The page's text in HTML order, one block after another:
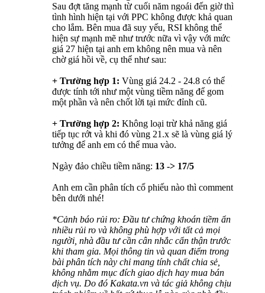
Sau đợt tăng mạnh từ cuối năm ngoái đến giờ thì
tình hình hiện tại với PPC không được khả quan
cho lắm. Bên mua đã suy yếu, RSI không thể
hiện sự mạnh mẽ như trước nữa vì vậy với mức
giá 27 hiện tại anh em không nên mua và nên
chờ giá hồi về, cụ thể như sau:
+ Trường hợp 1: Vùng giá 24.2 - 24.8 có thể
được tính tới như một vùng tiềm năng để gom
một phần và nên chốt lời tại mức đỉnh cũ.
+ Trường hợp 2: Không loại trừ khả năng giá
tiếp tục rớt và khi đó vùng 21.x sẽ là vùng giá lý
tưởng để anh em có thể mua vào.
Ngày đảo chiều tiềm năng: 13 -> 17/5
Anh em cần phân tích cổ phiếu nào thì comment
bên dưới nhé!
*Cảnh báo rủi ro: Đầu tư chứng khoán tiềm ẩn
nhiều rủi ro và không phù hợp với tất cả mọi
người, nhà đầu tư cần cân nhắc cẩn thận trước
khi tham gia. Mọi thông tin và quan điểm trong
bài phân tích này chỉ mang tính chất chia sẻ,
không nhằm mục đích giao dịch hay mua bán
dịch vụ. Do đó Kakata.vn và tác giả không chịu